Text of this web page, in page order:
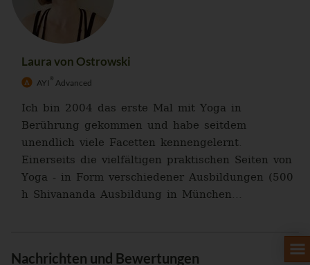
Laura von Ostrowski
AYI ® Advanced
Ich bin 2004 das erste Mal mit Yoga in
Berührung gekommen und habe seitdem
unendlich viele Facetten kennengelernt.
Einerseits die vielfältigen praktischen Seiten von
Yoga - in Form verschiedener Ausbildungen (500
h Shivananda Ausbildung in München...
Nachrichten und Bewertungen